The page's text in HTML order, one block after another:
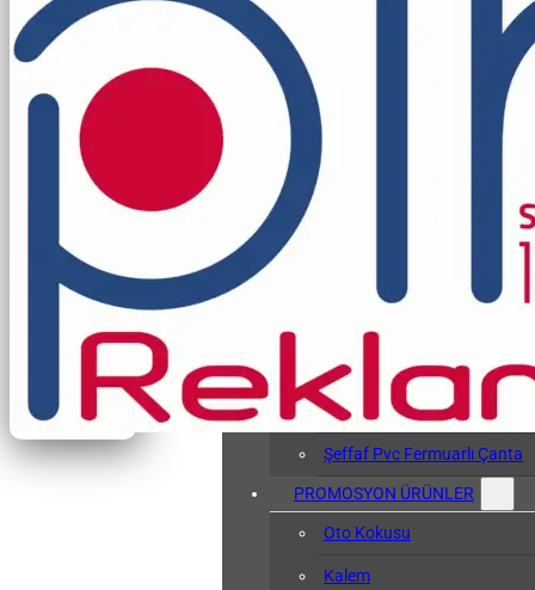
Gemi Bağlama Kütüğü Kabı
Hasta Bileklikleri
Pvc Sözlük Kabı
Şeffaf Pvc Kart Kılıfı
Şeffaf Pvc Fermuarlı Çanta
PROMOSYON ÜRÜNLER
Oto Kokusu
Kalem